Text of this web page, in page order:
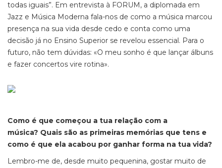
todas iguais”. Em entrevista à FORUM, a diplomada em
Jazz e Música Moderna fala-nos de como a música marcou
presença na sua vida desde cedo e conta como uma
decisão já no Ensino Superior se revelou essencial. Para o
futuro, não tem dúvidas: «O meu sonho é que lançar álbuns
e fazer concertos vire rotina».
Como é que começou a tua relação com a
música? Quais são as primeiras memórias que tens e
como é que ela acabou por ganhar forma na tua vida?
Lembro-me de, desde muito pequenina, gostar muito de